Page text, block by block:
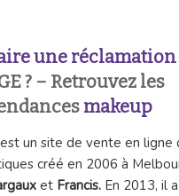
une réclamation
? – Retrouvez les
makeup
un site de vente en ligne
créé en 2006 à
et Francis. En 2013, il